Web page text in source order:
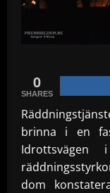
0
SHARES
brinna i en
dom